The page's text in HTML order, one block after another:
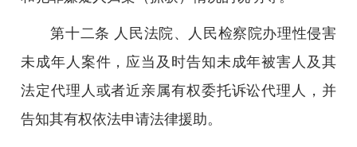
第十二条 人民法院、人民检察院办理性侵害
未成年人案件，应当及时告知未成年被害人及其
法定代理人或者近亲属有权委托诉讼代理人，并
告知其有权依法申请法律援助。